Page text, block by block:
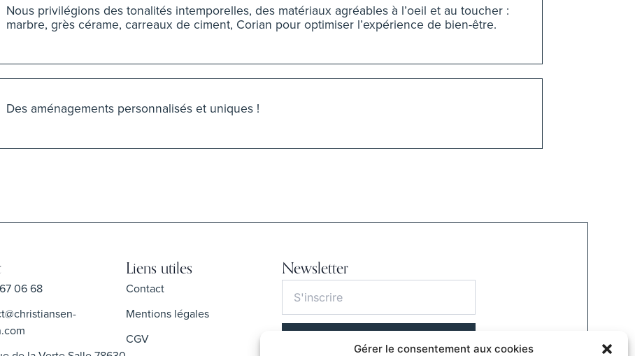
Gérer le consentement aux cookies
Nous privilégions des tonalités intemporelles, des matériaux agréables à l’oeil et au toucher :
marbre, grès cérame, carreaux de ciment, Corian pour optimiser l’expérience de bien-être.
Des aménagements personnalisés et uniques !
06 68
Liens utiles
Contact
Mentions légales
CGV
Newsletter
S'INSCRIRE